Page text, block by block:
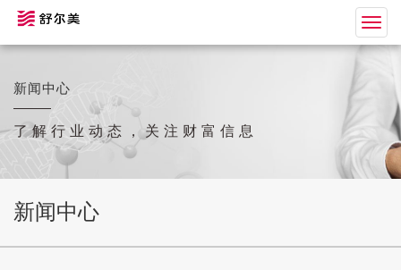
新闻中心
了解行业动态，关注财富信息
新闻中心